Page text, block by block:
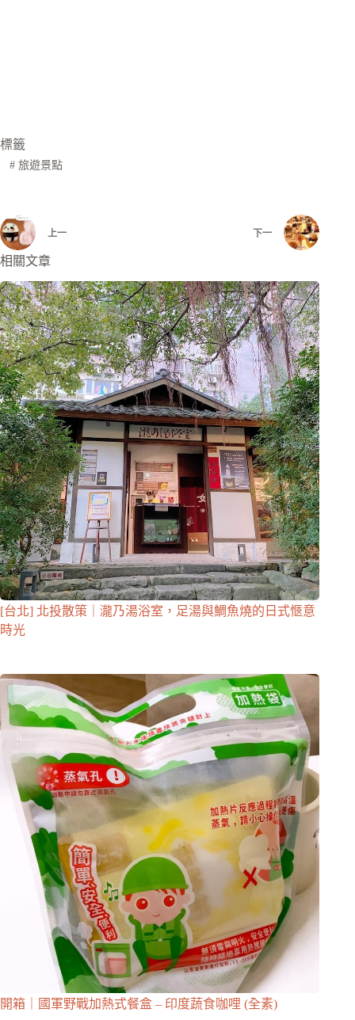
標籤
#旅遊景點
上一 下一
相關文章
[台北] 北投散策｜瀧乃湯浴室，足湯與鯛魚燒的日式愜意
時光
開箱｜國軍野戰加熱式餐盒 – 印度蔬食咖哩 (全素)